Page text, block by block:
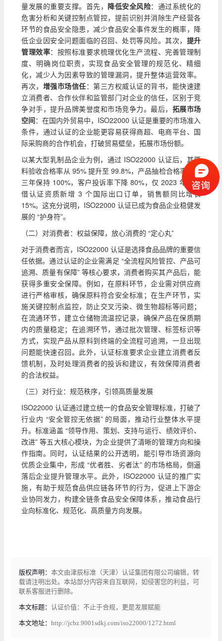
量发展的重要支撑。首先， 降低安全风险：通过系统化的
危害分析和关键控制点管控，提前识别并消除生产经营各
环节的食品安全隐患，减少食品安全事件发生的概率，降
低企业因安全问题面临的召回、处罚等风险。其次， 提升
管理效率：按照标准要求梳理优化生产流程、完善管理制
度、明确岗位职责，实现食品安全管理的规范化、精细
化，减少人为因素导致的管理漏洞，提升整体运营效率。
再次， 增强市场信任：第三方权威认证的背书，能快速建
立消费者、合作伙伴和监管部门对企业的信任，区别于竞
争对手，提升品牌美誉度和市场竞争力。最后， 拓展市场
空间：在国内外贸易中，ISO22000 认证是重要的市场准入
条件，通过认证的企业能更容易获得商超、电商平台、国
际采购商的合作机会，打破贸易壁垒，拓展市场份额。
以某大型乳制品企业为例，通过 ISO22000 认证后，其原
料验收合格率从 95% 提升至 99.8%，产品抽检合格率连续
三年保持 100%，客户投诉率下降 80%，仅 2023 年就凭
借认证资质新增 3 个国际出口订单，销售额同比增长
15%。这充分说明，ISO22000 认证已成为食品企业稳健发
展的 “护身符”。
（二）对消费者：权益保障，放心消费的 “定心丸”
对于消费者而言，ISO22000 认证是选择食品品牌的重要信
任依据。通过认证的企业需满足 “全流程风险管控、产品可
追溯、质量有保障” 等核心要求，消费者购买其产品后，能
获得多重安全保障。例如，在原料环节，企业需对供应商
进行严格审核，确保原料符合安全标准；在生产环节，实
施关键控制点监控，防止交叉污染、微生物超标等问题；
在流通环节，建立仓储物流温控记录，确保产品在保质期
内的质量稳定；在追溯环节，通过批次管理、标签标识等
方式，实现产品从原料到终端的全流程可追溯，一旦出现
问题能快速召回。此外，认证标准要求企业建立消费者反
馈机制，及时处理消费者的投诉和建议，有效保障消费者
的合法权益。
（三）对行业：规范秩序，引领高质量发展
ISO22000 认证通过建立统一的食品安全管理标准，打破了
行业内 “安全管控无依据” 的局面，推动行业整体水平提
升。标准涵盖 “领导作用、策划、支持与运行、绩效评价、
改进” 等五大核心模块，为企业提供了清晰的管理方向和操
作指南。同时，认证结果的公开透明，能引导市场资源向
优质企业集中，形成 “优者胜、劣者汰” 的市场格局，倒逼
落后企业提升管理水平。此外，ISO22000 认证的推广实
施，有助于规范食品供应链各环节的行为，促进上下游企
业协同发力，构建全链条食品安全保障体系，推动食品行
业向标准化、规范化、高质量方向发展。
版权声明： 本文由津辰标准（天津）认证集团有限公司编辑，转
载请注明出处。本站部分内容来自互联网，如侵害您的利益，可
联系客服进行删除。
本文标题： 认证价值：不止于合规，更是发展赋能
本文地址： http://jcbz.9001sdkj.com/iso22000/1272.html